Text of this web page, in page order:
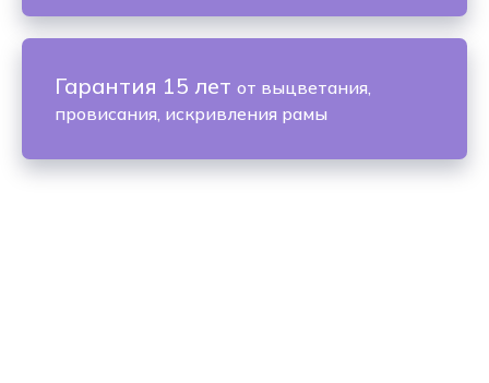
Гарантия 15 лет от выцветания,
провисания, искривления рамы